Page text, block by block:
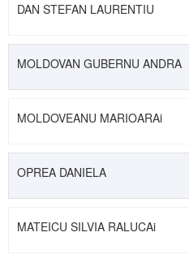
DAN STEFAN LAURENTIU
MOLDOVAN GUBERNU ANDRA
MOLDOVEANU MARIOARAi
OPREA DANIELA
MATEICU SILVIA RALUCAi